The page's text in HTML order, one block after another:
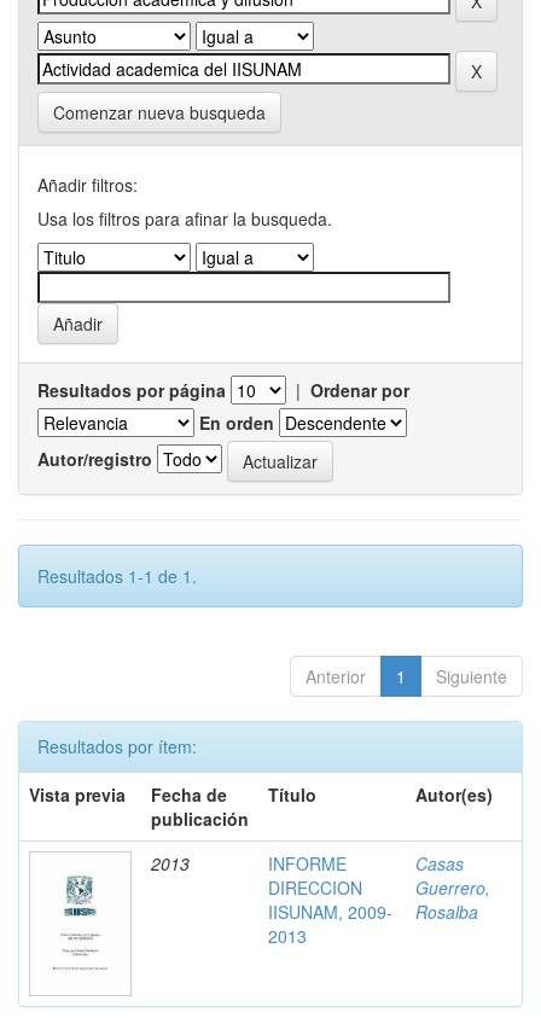
Comenzar nueva busqueda
Añadir filtros:
Usa los filtros para afinar la busqueda.
Resultados por página | Ordenar por
En orden
Autor/registro
Resultados 1-1 de 1.
Anterior 1 Siguiente
Resultados por ítem:
Vista previa
Fecha de
publicación
Título Autor(es)
2013
INFORME
DIRECCION
IISUNAM, 2009-
2013
Casas
Guerrero,
Rosalba